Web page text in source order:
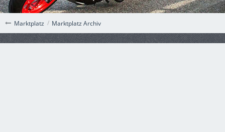
Marktplatz Marktplatz Archiv